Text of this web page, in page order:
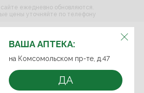
ВЫБЕРИТЕ АПТЕКУ:
м.Спортивная
пр-т, д. 47
ВАША АПТЕКА:
на Комсомольском пр-те, д.47
ДА
ежедневно обновляются.
цены уточняйте по телефону